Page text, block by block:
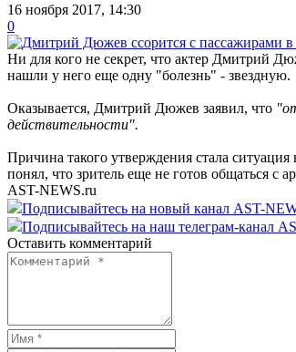
16 ноября 2017, 14:30
0
Ни для кого не секрет, что актер Дмитрий
нашли у него еще одну "болезнь" - звездную.
Оказывается, Дмитрий Дюжев заявил, что
действительности".
Причина такого утверждения стала
понял, что зритель еще не готов общаться
AST-NEWS.ru
Подписывайтесь на новый канал AST-
Подписывайтесь на наш телеграм-канал
Оставить комментарий